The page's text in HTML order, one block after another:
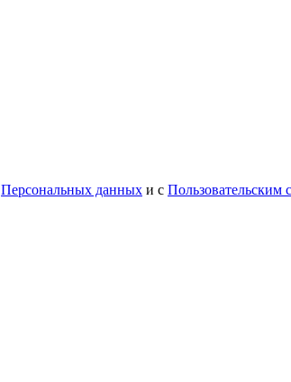
Персональных данных и с Пользовательским